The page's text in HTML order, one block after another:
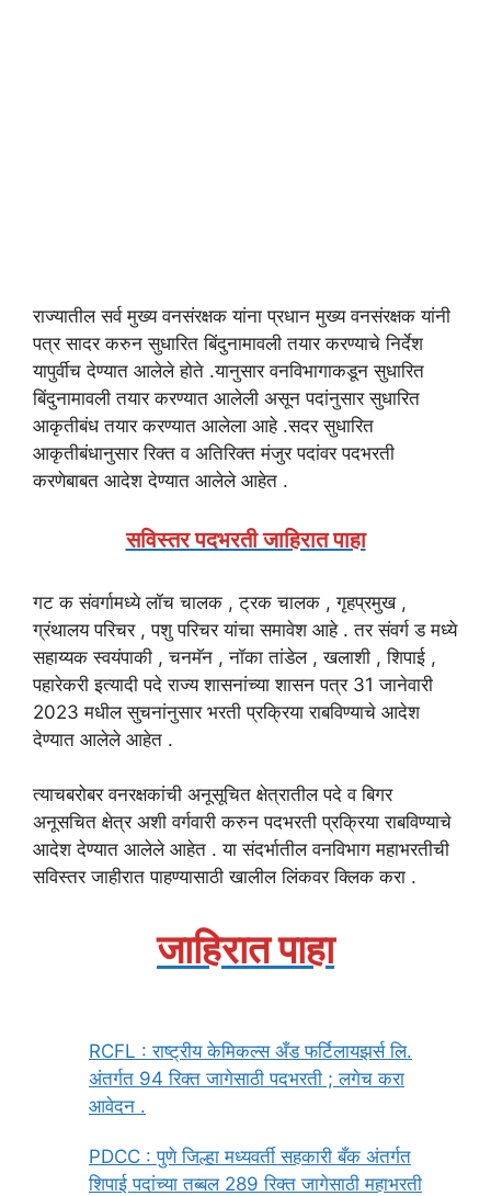
राज्यातील सर्व मुख्य वनसंरक्षक यांना प्रधान मुख्य वनसंरक्षक यांनी
पत्र सादर करुन सुधारित बिंदुनामावली तयार करण्याचे निर्देश
यापुर्वीच देण्यात आलेले होते .यानुसार वनविभागाकडून सुधारित
बिंदुनामावली तयार करण्यात आलेली असून पदांनुसार सुधारित
आकृतीबंध तयार करण्यात आलेला आहे .सदर सुधारित
आकृतीबंधानुसार रिक्त व अतिरिक्त मंजुर पदांवर पदभरती
करणेबाबत आदेश देण्यात आलेले आहेत .
सविस्तर पदभरती जाहिरात पाहा
गट क संवर्गामध्ये लॉच चालक , ट्रक चालक , गृहप्रमुख ,
ग्रंथालय परिचर , पशु परिचर यांचा समावेश आहे . तर संवर्ग ड मध्ये
सहाय्यक स्वयंपाकी , चनमॅन , नॉका तांडेल , खलाशी , शिपाई ,
पहारेकरी इत्यादी पदे राज्य शासनांच्या शासन पत्र 31 जानेवारी
2023 मधील सुचनांनुसार भरती प्रक्रिया राबविण्याचे आदेश
देण्यात आलेले आहेत .
त्याचबरोबर वनरक्षकांची अनूसूचित क्षेत्रातील पदे व बिगर
अनूसचित क्षेत्र अशी वर्गवारी करुन पदभरती प्रक्रिया राबविण्याचे
आदेश देण्यात आलेले आहेत . या संदर्भातील वनविभाग महाभरतीची
सविस्तर जाहीरात पाहण्यासाठी खालील लिंकवर क्लिक करा .
जाहिरात पाहा
RCFL : राष्ट्रीय केमिकल्स अँड फर्टिलायझर्स लि.
अंतर्गत 94 रिक्त जागेसाठी पदभरती ; लगेच करा
आवेदन .
PDCC : पुणे जिल्हा मध्यवर्ती सहकारी बँक अंतर्गत
शिपाई पदांच्या तब्बल 289 रिक्त जागेसाठी महाभरती